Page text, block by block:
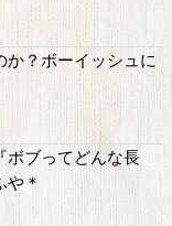
か？ボーイッシュに
ボブってどんな長
や＊